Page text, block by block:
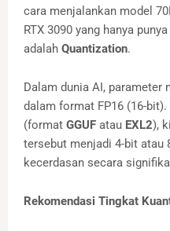
cara menjalankan model
RTX 3090 yang hanya
adalah Quantization.
Dalam dunia AI, parameter
dalam format FP16 (16-
(format GGUF atau EXL2),
tersebut menjadi 4-bit atau
kecerdasan secara
Rekomendasi Tingkat